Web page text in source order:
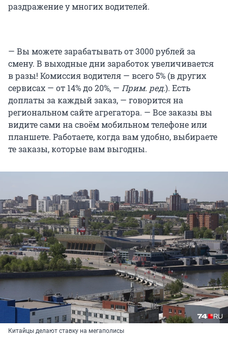
раздражение у многих водителей.
— Вы можете зарабатывать от 3000 рублей за
смену. В выходные дни заработок увеличивается
в разы! Комиссия водителя — всего 5% (в других
сервисах — от 14% до 20%, — Прим. ред.). Есть
доплаты за каждый заказ, — говорится на
региональном сайте агрегатора. — Все заказы вы
видите сами на своём мобильном телефоне или
планшете. Работаете, когда вам удобно, выбираете
те заказы, которые вам выгодны.
Китайцы делают ставку на мегаполисы